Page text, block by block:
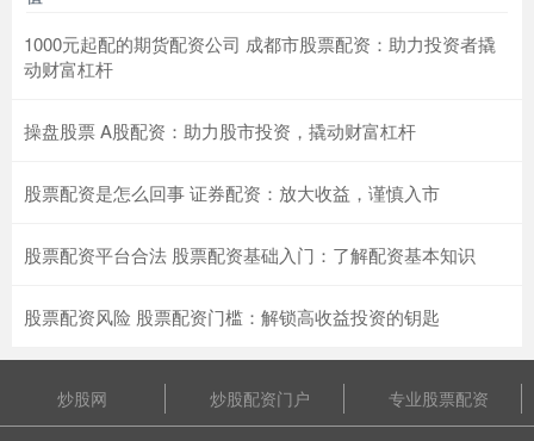
1000元起配的期货配资公司 成都市股票配资：助力投资者撬
动财富杠杆
操盘股票 A股配资：助力股市投资，撬动财富杠杆
股票配资是怎么回事 证券配资：放大收益，谨慎入市
股票配资平台合法 股票配资基础入门：了解配资基本知识
股票配资风险 股票配资门槛：解锁高收益投资的钥匙
炒股网 炒股配资门户 专业股票配资